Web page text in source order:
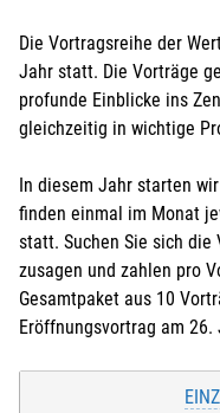
Mit der
Teilnahmegebühr
eingezogen wird.
Mit der
verfüge, dass vom
Teilnahmegebühr
Kontoinhaber/-in*:
Die Vortragsreihe der
Jahr statt. Die Vorträge
profunde Einblicke ins
gleichzeitig in wichtige
In diesem Jahr starten
finden einmal im Monat
statt. Suchen Sie sich die
zusagen und zahlen pro
Gesamtpaket aus 10
Eröffnungsvortrag am